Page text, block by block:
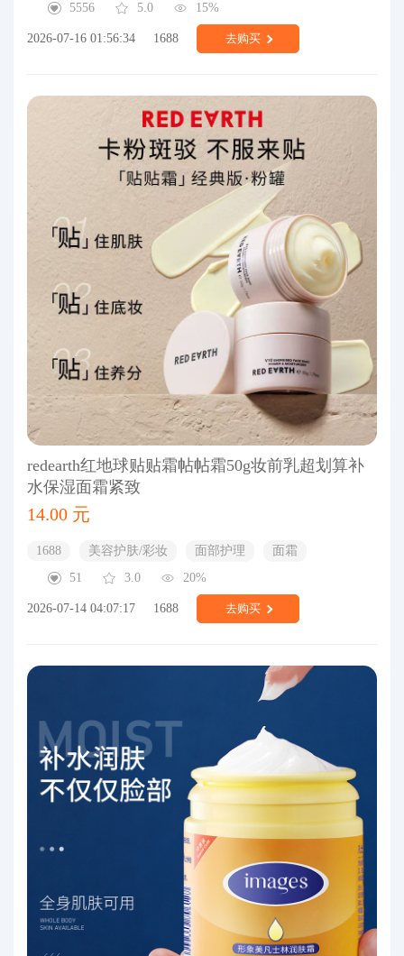
5556
5.0 15%
2026-07-16 01:56:34 1688 去购买
redearth红地球贴贴霜帖帖霜50g妆前乳超划算补
水保湿面霜紧致
14.00 元
1688 美容护肤/彩妆 面部护理
面霜
51
3.0 20%
2026-07-14 04:07:17 1688 去购买